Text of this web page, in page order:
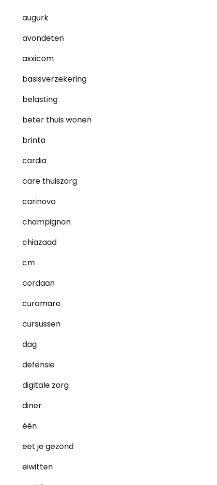
augurk
avondeten
axxicom
basisverzekering
belasting
beter thuis wonen
brinta
cardia
care thuiszorg
carinova
champignon
chiazaad
cm
cordaan
curamare
cursussen
dag
defensie
digitale zorg
diner
één
eet je gezond
eiwitten